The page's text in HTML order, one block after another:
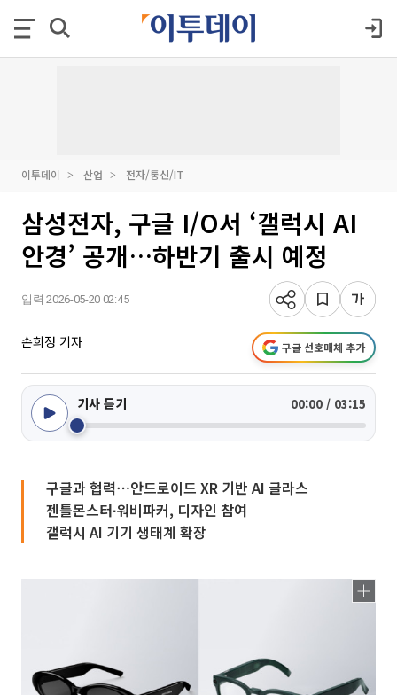
이투데이 산업 전자/통신/IT
삼성전자, 구글 I/O서 ‘갤럭시 AI
안경’ 공개…하반기 출시 예정
입력 2026-05-20 02:45
손희정 기자 구글 선호매체 추가
기사 듣기 00:00 / 03:15
구글과 협력⋯안드로이드 XR 기반 AI 글라스
젠틀몬스터∙워비파커, 디자인 참여
갤럭시 AI 기기 생태계 확장